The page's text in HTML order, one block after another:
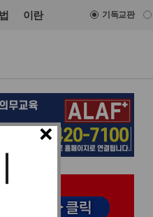
이란 기독교판
×